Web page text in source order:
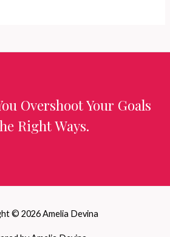
Overshoot Your Goals
Right Ways.
© 2026 Amelia Devina